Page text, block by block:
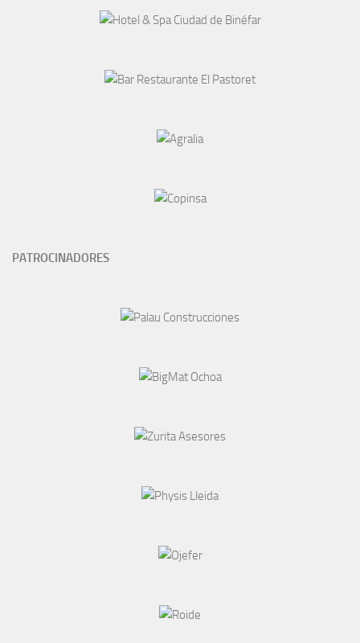
PATROCINADORES